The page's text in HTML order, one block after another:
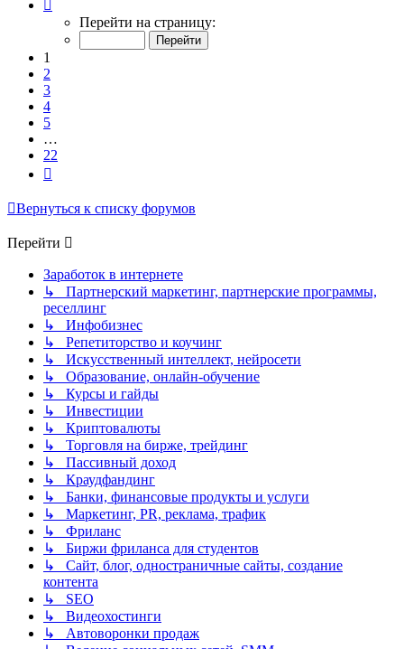
Перейти на страницу:
1
2
3
4
5
…
22
Вернуться к списку форумов
Перейти
Заработок в интернете
↳ Партнерский маркетинг, партнерские программы,
реселлинг
↳ Инфобизнес
↳ Репетиторство и коучинг
↳ Искусственный интеллект, нейросети
↳ Образование, онлайн-обучение
↳ Курсы и гайды
↳ Инвестиции
↳ Криптовалюты
↳ Торговля на бирже, трейдинг
↳ Пассивный доход
↳ Краудфандинг
↳ Банки, финансовые продукты и услуги
↳ Маркетинг, PR, реклама, трафик
↳ Фриланс
↳ Биржи фриланса для студентов
↳ Сайт, блог, одностраничные сайты, создание
контента
↳ SEO
↳ Видеохостинги
↳ Автоворонки продаж